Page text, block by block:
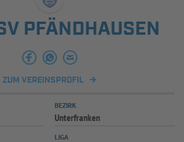
SPIELPLUS
PFÄNDHAUSEN
ZUM VEREINSPROFIL
BEZIRK
Unterfranken
LIGA